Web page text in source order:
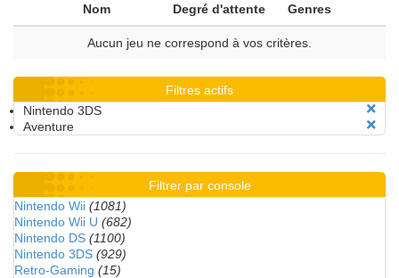
Nom Degré d'attente Genres
Aucun jeu ne correspond à vos critères.
Filtres actifs
Nintendo 3DS
Aventure
Filtrer par console
Nintendo Wii (1081)
Nintendo Wii U (682)
Nintendo DS (1100)
Nintendo 3DS (929)
Retro-Gaming (15)